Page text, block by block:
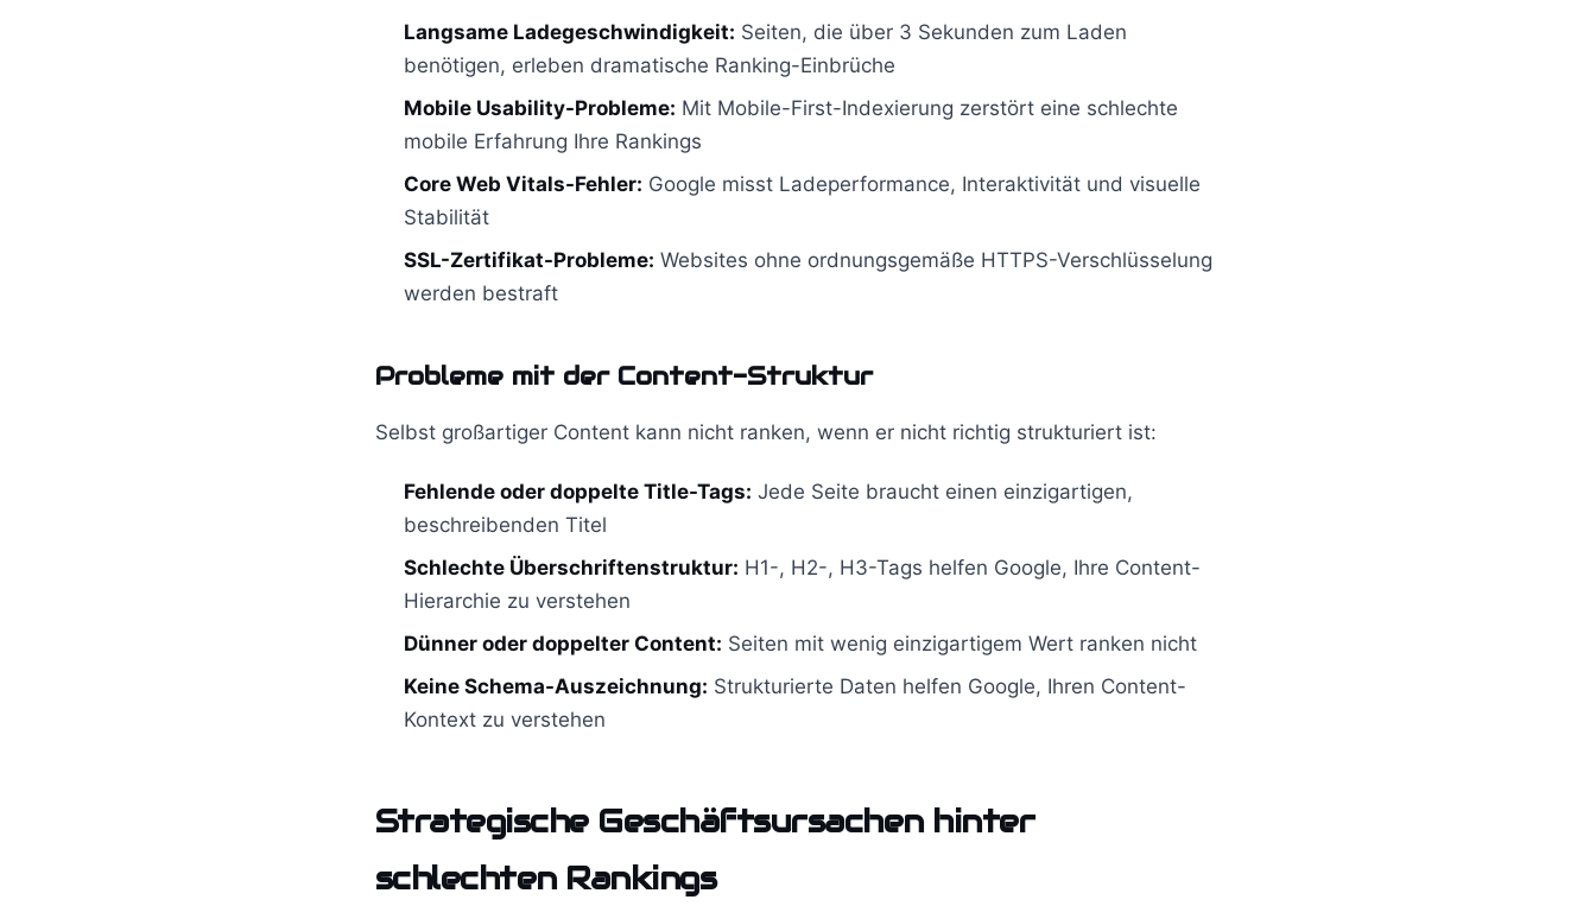
Langsame Ladegeschwindigkeit: Seiten, die über 3 Sekunden zum Laden
benötigen, erleben dramatische Ranking-Einbrüche
Mobile Usability-Probleme: Mit Mobile-First-Indexierung zerstört eine schlechte
mobile Erfahrung Ihre Rankings
Core Web Vitals-Fehler: Google misst Ladeperformance, Interaktivität und visuelle
Stabilität
SSL-Zertifikat-Probleme: Websites ohne ordnungsgemäße HTTPS-Verschlüsselung
werden bestraft
Probleme mit der Content-Struktur
Selbst großartiger Content kann nicht ranken, wenn er nicht richtig strukturiert ist:
Fehlende oder doppelte Title-Tags: Jede Seite braucht einen einzigartigen,
beschreibenden Titel
Schlechte Überschriftenstruktur: H1-, H2-, H3-Tags helfen Google, Ihre Content-
Hierarchie zu verstehen
Dünner oder doppelter Content: Seiten mit wenig einzigartigem Wert ranken nicht
Keine Schema-Auszeichnung: Strukturierte Daten helfen Google, Ihren Content-
Kontext zu verstehen
Strategische Geschäftsursachen hinter
schlechten Rankings